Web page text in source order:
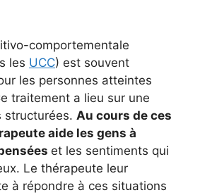
comportementale
les UCC) est souvent
les personnes atteintes
traitement a lieu sur une
structurées. Au cours de ces
aide les gens à
et les sentiments qui
Le thérapeute leur
à répondre à ces situations